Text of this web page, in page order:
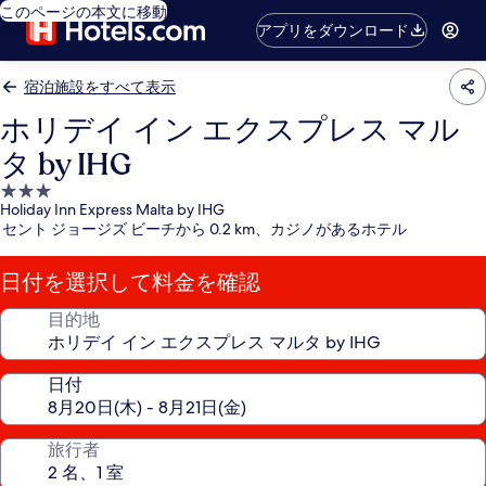
このページの本文に移動
アプリをダウンロード
宿泊施設をすべて表示
ホリデイ イン エクスプレス マル
タ by IHG
3.0
つ
星
宿
泊
施
Holiday Inn Express Malta by IHG
セント ジョージズ ビーチから 0.2 km、カジノがあるホテル
日付を選択して料金を確認
目的地
日付
旅行者